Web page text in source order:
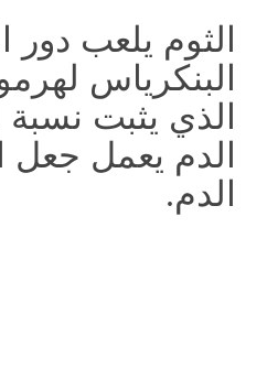
الثوم يلعب دور
البنكرياس
الذي يثبت
الدم يعمل
الدم.